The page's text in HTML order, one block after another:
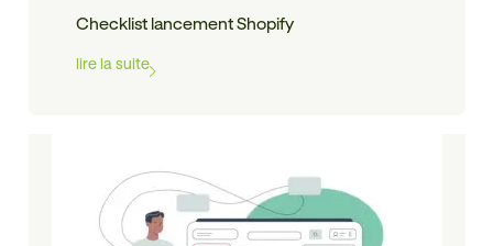
Checklist lancement Shopify
lire la suite